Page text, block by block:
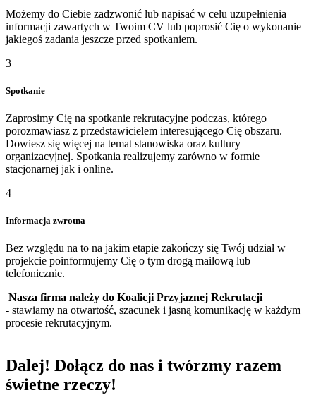
Możemy do Ciebie zadzwonić lub napisać w celu uzupełnienia
informacji zawartych w Twoim CV lub poprosić Cię o wykonanie
jakiegoś zadania jeszcze przed spotkaniem.
3
Spotkanie
Zaprosimy Cię na spotkanie rekrutacyjne podczas, którego
porozmawiasz z przedstawicielem interesującego Cię obszaru.
Dowiesz się więcej na temat stanowiska oraz kultury
organizacyjnej. Spotkania realizujemy zarówno w formie
stacjonarnej jak i online.
4
Informacja zwrotna
Bez względu na to na jakim etapie zakończy się Twój udział w
projekcie poinformujemy Cię o tym drogą mailową lub
telefonicznie.
Nasza firma należy do Koalicji Przyjaznej Rekrutacji
- stawiamy na otwartość, szacunek i jasną komunikację w każdym
procesie rekrutacyjnym.
Dalej! Dołącz do nas i twórzmy razem
świetne rzeczy!